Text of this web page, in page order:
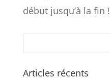
début jusqu’à la fin !
Articles récents